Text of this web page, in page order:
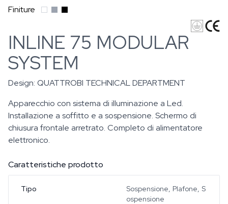
Finiture
INLINE 75 MODULAR
SYSTEM
Design: QUATTROBI TECHNICAL DEPARTMENT
Apparecchio con sistema di illuminazione a Led.
Installazione a soffitto e a sospensione. Schermo di
chiusura frontale arretrato. Completo di alimentatore
elettronico.
Caratteristiche prodotto
Tipo
Sospensione, Plafone, S
ospensione